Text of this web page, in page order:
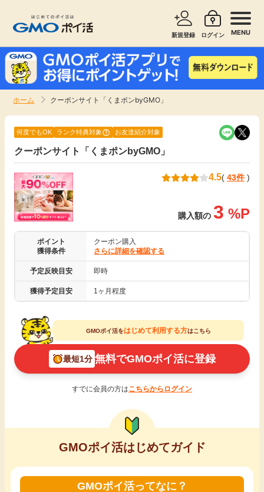
新規登録 ログイン MENU
ホーム クーポンサイト「くまポンbyGMO」
新着
高還元
無料
即日還元
アンケート
ゲーム
お友達紹介
サービスで探す ショッピングで探す
無料サービス
エンタメ
クレジットカード
暮らし
学び
進学・教育
月額有料サービス
何度でもOK ランク特典対象 お友達紹介対象
クーポンサイト「くまポンbyGMO」
4.5( 43件)
購入額の 3 %P
ポイント
獲得条件
クーポン購入
さらに詳細を確認する
予定反映目安 即時
獲得予定目安 1ヶ月程度
GMOポイ活をはじめて利用する方はこちら
最短1分 無料でGMOポイ活に登録
すでに会員の方はこちらからログイン
GMOポイ活はじめてガイド
GMOポイ活ってなに？